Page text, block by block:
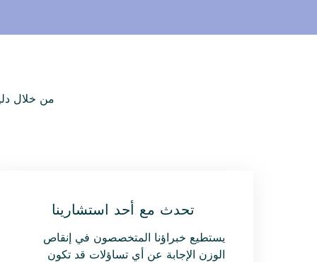
من خلال
تحدث مع أحد استشارينا
يستطيع خبراؤنا المتخصصون في إنقاص
الوزن الإجابة عن أي تساؤلات قد تكون